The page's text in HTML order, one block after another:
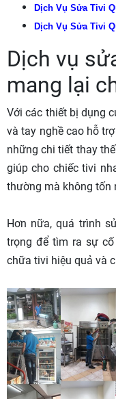
Dịch Vụ Sửa Tivi
Dịch Vụ Sửa Tivi
Dịch vụ
mang lại
Với các thiết bị dụng
và tay nghề cao hỗ
những chi tiết thay
giúp cho chiếc tivi
thường mà không tốn
Hơn nữa, quá trình
trọng để tìm ra sự
chữa tivi hiệu quả